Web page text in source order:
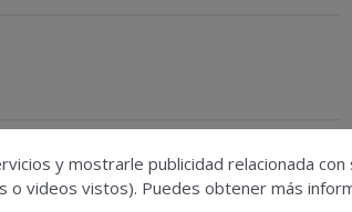
y mostrarle publicidad relacionada
videos vistos). Puedes obtener más